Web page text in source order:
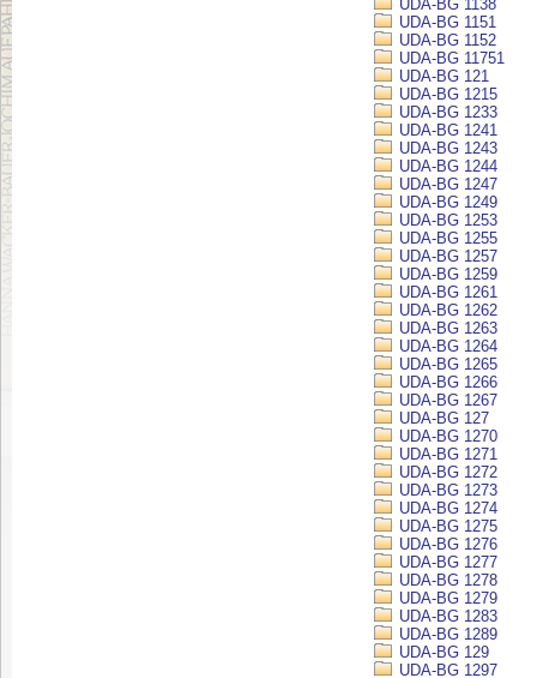
UDA-BG 1138
UDA-BG 1151
UDA-BG 1152
UDA-BG 11751
UDA-BG 121
UDA-BG 1215
UDA-BG 1233
UDA-BG 1241
UDA-BG 1243
UDA-BG 1244
UDA-BG 1247
UDA-BG 1249
UDA-BG 1253
UDA-BG 1255
UDA-BG 1257
UDA-BG 1259
UDA-BG 1261
UDA-BG 1262
UDA-BG 1263
UDA-BG 1264
UDA-BG 1265
UDA-BG 1266
UDA-BG 1267
UDA-BG 127
UDA-BG 1270
UDA-BG 1271
UDA-BG 1272
UDA-BG 1273
UDA-BG 1274
UDA-BG 1275
UDA-BG 1276
UDA-BG 1277
UDA-BG 1278
UDA-BG 1279
UDA-BG 1283
UDA-BG 1289
UDA-BG 129
UDA-BG 1297